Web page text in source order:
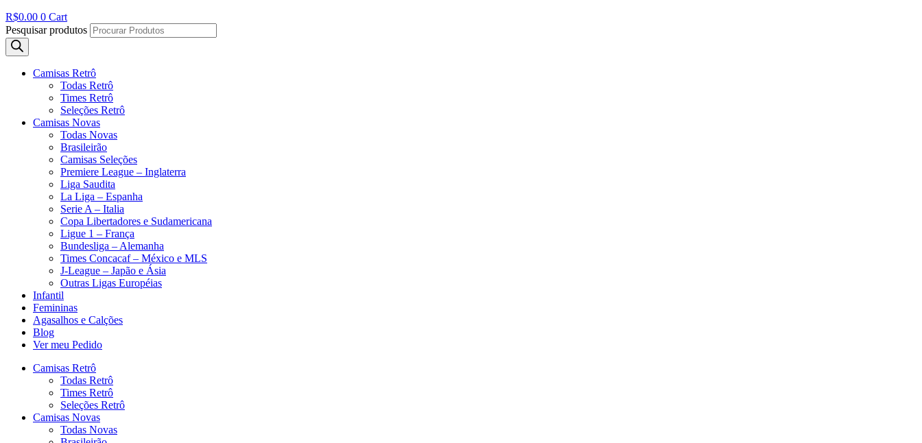
R$0.00 0 Cart
Pesquisar produtos
Camisas Retrô
Todas Retrô
Times Retrô
Seleções Retrô
Camisas Novas
Todas Novas
Brasileirão
Camisas Seleções
Premiere League – Inglaterra
Liga Saudita
La Liga – Espanha
Serie A – Italia
Copa Libertadores e Sudamericana
Ligue 1 – França
Bundesliga – Alemanha
Times Concacaf – México e MLS
J-League – Japão e Ásia
Outras Ligas Européias
Infantil
Femininas
Agasalhos e Calções
Blog
Ver meu Pedido
Camisas Retrô
Todas Retrô
Times Retrô
Seleções Retrô
Camisas Novas
Todas Novas